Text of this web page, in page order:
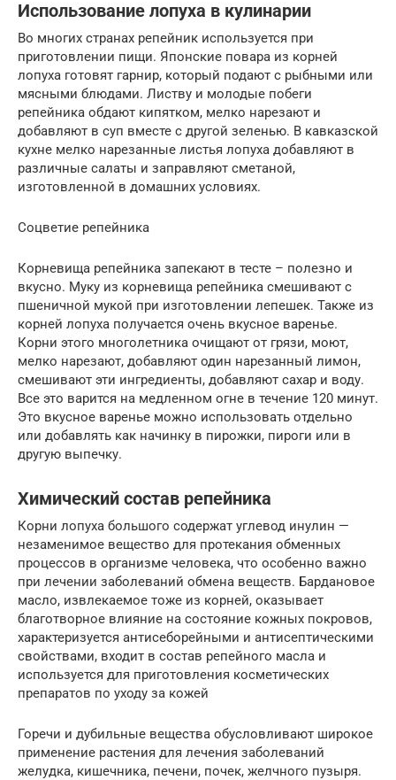
Использование лопуха в кулинарии
Во многих странах репейник используется при
приготовлении пищи. Японские повара из корней
лопуха готовят гарнир, который подают с рыбными или
мясными блюдами. Листву и молодые побеги
репейника обдают кипятком, мелко нарезают и
добавляют в суп вместе с другой зеленью. В кавказской
кухне мелко нарезанные листья лопуха добавляют в
различные салаты и заправляют сметаной,
изготовленной в домашних условиях.
Соцветие репейника
Корневища репейника запекают в тесте – полезно и
вкусно. Муку из корневища репейника смешивают с
пшеничной мукой при изготовлении лепешек. Также из
корней лопуха получается очень вкусное варенье.
Корни этого многолетника очищают от грязи, моют,
мелко нарезают, добавляют один нарезанный лимон,
смешивают эти ингредиенты, добавляют сахар и воду.
Все это варится на медленном огне в течение 120 минут.
Это вкусное варенье можно использовать отдельно
или добавлять как начинку в пирожки, пироги или в
другую выпечку.
Химический состав репейника
Корни лопуха большого содержат углевод инулин —
незаменимое вещество для протекания обменных
процессов в организме человека, что особенно важно
при лечении заболеваний обмена веществ. Бардановое
масло, извлекаемое тоже из корней, оказывает
благотворное влияние на состояние кожных покровов,
характеризуется антисеборейными и антисептическими
свойствами, входит в состав репейного масла и
используется для приготовления косметических
препаратов по уходу за кожей
Горечи и дубильные вещества обусловливают широкое
применение растения для лечения заболеваний
желудка, кишечника, печени, почек, желчного пузыря.